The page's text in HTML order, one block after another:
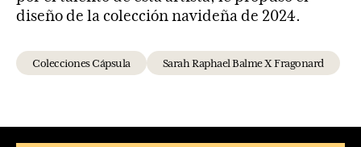
diseño de la colección navideña de 2024.
Colecciones Cápsula Sarah Raphael Balme X Fragonard